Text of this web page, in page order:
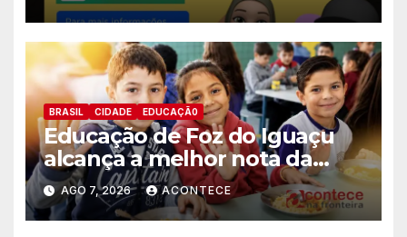
BRASIL CIDADE EDUCAÇÃ0
Educação de Foz do Iguaçu
alcança a melhor nota da
história no IDEB
AGO 7, 2026 ACONTECE